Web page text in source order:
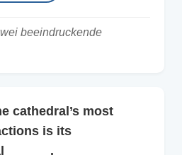
beeindruckende
cathedral’s most
is its
.